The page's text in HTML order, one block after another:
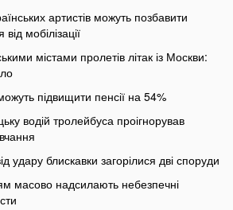
артистів можуть позбавити
мобілізації
містами пролетів літак із Москви:
підвищити пенсії на 54%
водій тролейбуса проігнорував
удару блискавки загорілися дві споруди
масово надсилають небезпечні